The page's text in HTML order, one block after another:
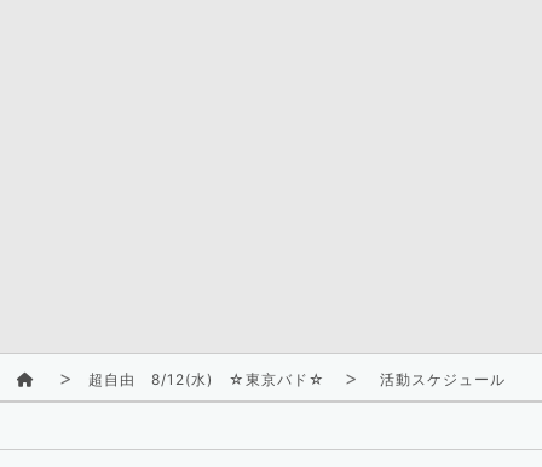
超自由 8/12(水) ☆東京バド☆ 活動スケジュール